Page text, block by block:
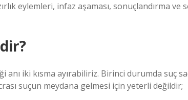
eylemleri, infaz aşaması, sonuçlandırma ve
iki kısma ayırabiliriz. Birinci durumda suç
suçun meydana gelmesi için yeterli değildir;